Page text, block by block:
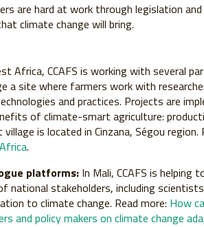
are hard at work through legislation
climate change will bring.
Africa, CCAFS is working with several
a site where farmers work with
and practices. Projects are
of climate-smart agriculture:
is located in Cinzana, Ségou region.
.
platforms: In Mali, CCAFS is helping
national stakeholders, including
to climate change. Read more: How
and policy makers on climate change